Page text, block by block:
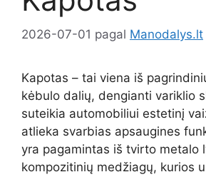
2026-07-01 pagal Manodalys.lt
Kapotas – tai viena iš
kėbulo dalių, dengianti variklio
suteikia automobiliui estetinį
atlieka svarbias apsaugines
yra pagamintas iš tvirto metalo
kompozitinių medžiagų, kurios